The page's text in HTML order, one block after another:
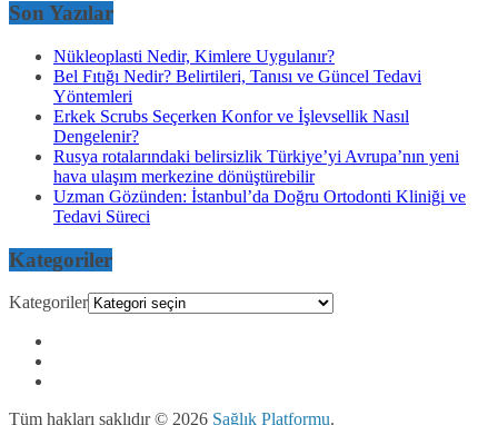
Son Yazılar
Nükleoplasti Nedir, Kimlere Uygulanır?
Bel Fıtığı Nedir? Belirtileri, Tanısı ve Güncel Tedavi
Yöntemleri
Erkek Scrubs Seçerken Konfor ve İşlevsellik Nasıl
Dengelenir?
Rusya rotalarındaki belirsizlik Türkiye’yi Avrupa’nın yeni
hava ulaşım merkezine dönüştürebilir
Uzman Gözünden: İstanbul’da Doğru Ortodonti Kliniği ve
Tedavi Süreci
Kategoriler
Kategoriler
Tüm hakları saklıdır © 2026 Sağlık Platformu.